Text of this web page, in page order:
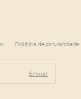
Política de privacidade